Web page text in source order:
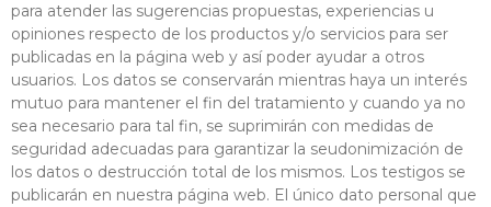
para atender las sugerencias propuestas, experiencias u
opiniones respecto de los productos y/o servicios para ser
publicadas en la página web y así poder ayudar a otros
usuarios. Los datos se conservarán mientras haya un interés
mutuo para mantener el fin del tratamiento y cuando ya no
sea necesario para tal fin, se suprimirán con medidas de
seguridad adecuadas para garantizar la seudonimización de
los datos o destrucción total de los mismos. Los testigos se
publicarán en nuestra página web. El único dato personal que